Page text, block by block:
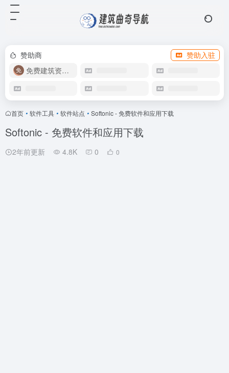
赞助商
赞助入驻
免费建筑资源库
首页 • 软件工具 • 软件站点 • Softonic - 免费软件和应用下载
Softonic - 免费软件和应用下载
2年前更新 4.8K 0 0